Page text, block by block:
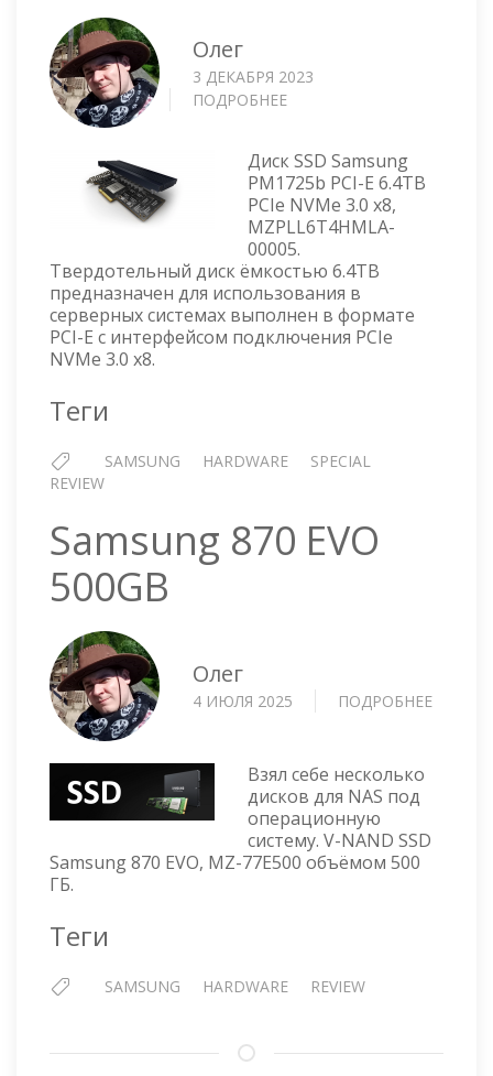
Олег
3 ДЕКАБРЯ 2023
ПОДРОБНЕЕ
6.4TB
PCIE
MZPLL6T4HMLA-
00005
Диск SSD Samsung
PM1725b PCI-E 6.4TB
PCIe NVMe 3.0 x8,
MZPLL6T4HMLA-
00005.
Твердотельный диск ёмкостью 6.4TB
предназначен для использования в
серверных системах выполнен в формате
PCI-E с интерфейсом подключения PCIe
NVMe 3.0 x8.
Теги
SAMSUNG HARDWARE
SPECIAL
REVIEW
Samsung 870 EVO
500GB
Олег
4 ИЮЛЯ 2025 ПОДРОБНЕЕ
Взял себе несколько
дисков для NAS под
операционную
систему. V-NAND SSD
Samsung 870 EVO, MZ-77E500 объёмом 500
ГБ.
Теги
SAMSUNG HARDWARE REVIEW